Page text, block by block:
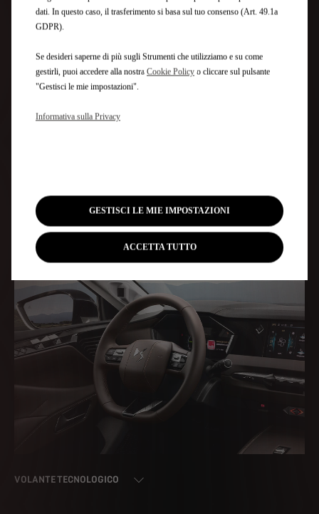
DETTAGLI DI ALTA QUALITÀ
VOLANTE TECNOLOGICO
dati. In questo caso, il trasferimento si basa sul tuo consenso (Art. 49.1a
GDPR).
Se desideri saperne di più sugli Strumenti che utilizziamo e su come
gestirli, puoi accedere alla nostra Cookie Policy o cliccare sul pulsante
"Gestisci le mie impostazioni".
Informativa sulla Privacy
GESTISCI LE MIE IMPOSTAZIONI
ACCETTA TUTTO